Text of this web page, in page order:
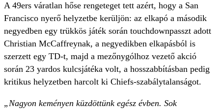
A 49ers váratlan hőse rengeteget tett azért, hogy a San
Francisco nyerő helyzetbe kerüljön: az elkapó a második
negyedben egy trükkös játék során touchdownpasszt adott
Christian McCaffreynak, a negyedikben elkapásból is
szerzett egy TD-t, majd a mezőnygólhoz vezető akció
során 23 yardos kulcsjátéka volt, a hosszabbításban pedig
kritikus helyzetben harcolt ki Chiefs-szabálytalanságot.
„Nagyon keményen küzdöttünk egész évben. Sok